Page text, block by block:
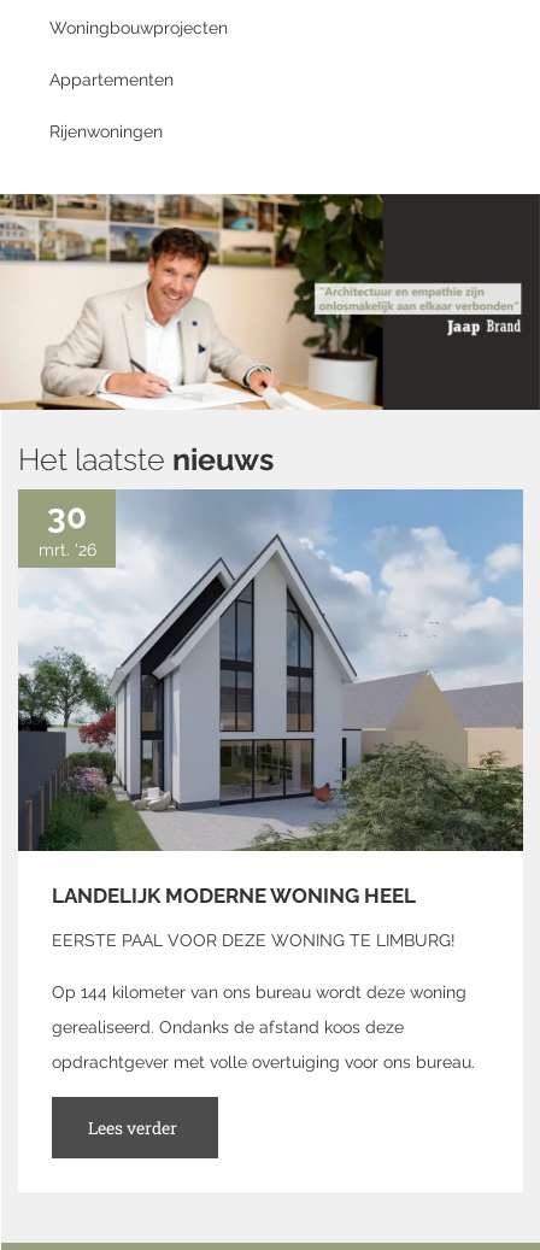
Woningbouwprojecten
Appartementen
Rijenwoningen
Het laatste nieuws
30
mrt. '26
LANDELIJK MODERNE WONING HEEL
EERSTE PAAL VOOR DEZE WONING TE LIMBURG!
Op 144 kilometer van ons bureau wordt deze woning
gerealiseerd. Ondanks de afstand koos deze
opdrachtgever met volle overtuiging voor ons bureau.
Lees verder